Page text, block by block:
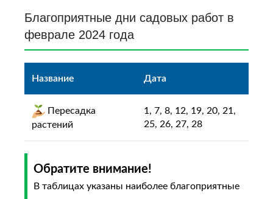
Благоприятные дни садовых работ в
феврале 2024 года
Название Дата
Пepecaдка
pacтeний
1, 7, 8, 12, 19, 20, 21,
25, 26, 27, 28
Обратите внимание!
В таблицах указаны наиболее благоприятные